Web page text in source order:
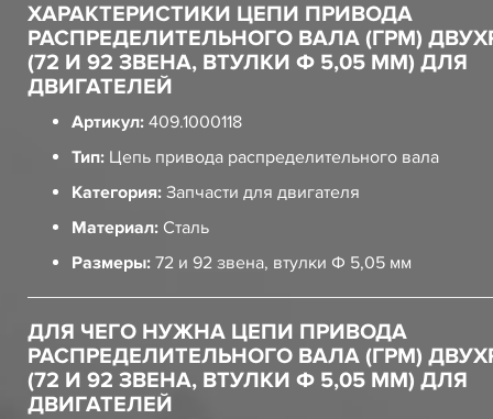
ХАРАКТЕРИСТИКИ ЦЕПИ ПРИВОДА
РАСПРЕДЕЛИТЕЛЬНОГО ВАЛА (ГРМ)
(72 И 92 ЗВЕНА, ВТУЛКИ Ф 5,05 ММ) ДЛЯ
ДВИГАТЕЛЕЙ
Артикул: 409.1000118
Тип: Цепь привода распределительного вала
Категория: Запчасти для двигателя
Материал: Сталь
Размеры: 72 и 92 звена, втулки Ф 5,05 мм
ДЛЯ ЧЕГО НУЖНА ЦЕПИ ПРИВОДА
РАСПРЕДЕЛИТЕЛЬНОГО ВАЛА (ГРМ)
(72 И 92 ЗВЕНА, ВТУЛКИ Ф 5,05 ММ) ДЛЯ
ДВИГАТЕЛЕЙ